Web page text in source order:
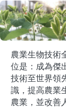
農業生物技術
位是：成為傑
技術至世界領
識，提高農業
農業，並改善